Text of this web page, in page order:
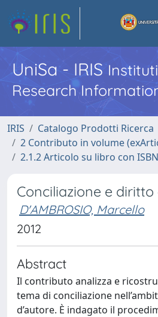
UniSa - IRIS
Research
IRIS
Catalogo Prodotti Ricerca
2 Contributo in volume
2.1.2 Articolo su libro con ISBN
Conciliazione e
D'AMBROSIO, Marcello
2012
Abstract
Il contributo analizza e
tema di conciliazione
d’autore. È indagato il